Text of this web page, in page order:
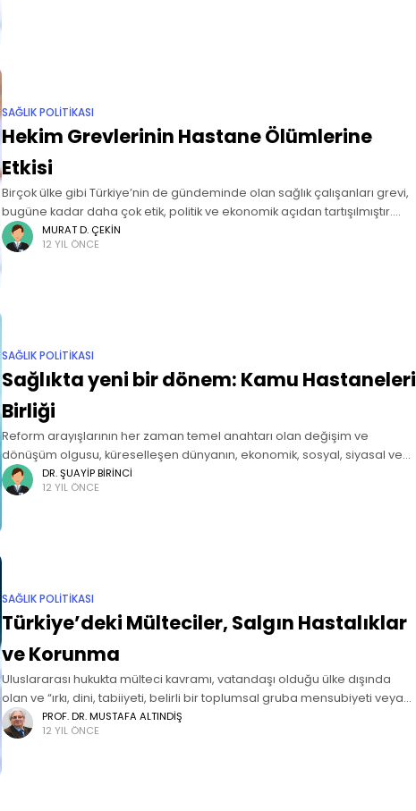
SAĞLIK POLITIKASI
Hekim Grevlerinin Hastane Ölümlerine
Etkisi
Birçok ülke gibi Türkiye’nin de gündeminde olan sağlık çalışanları grevi,
bugüne kadar daha çok etik, politik ve ekonomik açıdan tartışılmıştır.
Bunun sebebi, sağlık hizmetinin hayati önemde kabul edilmesi, politik bir
MURAT D. ÇEKIN
12 YIL ÖNCE
SAĞLIK POLITIKASI
Sağlıkta yeni bir dönem: Kamu Hastaneleri
Birliği
Reform arayışlarının her zaman temel anahtarı olan değişim ve
dönüşüm olgusu, küreselleşen dünyanın, ekonomik, sosyal, siyasal ve
kültürel yapısının günden güne benzeşme işaretleri göstermesinin de
verdiği güçle yenilenme dinamiğinin tetikleyici
DR. ŞUAYIP BIRINCI
12 YIL ÖNCE
SAĞLIK POLITIKASI
Türkiye’deki Mülteciler, Salgın Hastalıklar
ve Korunma
Uluslararası hukukta mülteci kavramı, vatandaşı olduğu ülke dışında
olan ve “ırkı, dini, tabiiyeti, belirli bir toplumsal gruba mensubiyeti veya
siyasi düşüncesi nedeniyle zulme uğrayacağından haklı sebeplerle
korktuğu” için vatandaşı olduğu
PROF. DR. MUSTAFA ALTINDIŞ
12 YIL ÖNCE